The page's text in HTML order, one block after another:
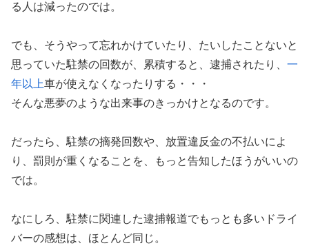
る人は減ったのでは。
でも、そうやって忘れかけていたり、たいしたことないと
思っていた駐禁の回数が、累積すると、逮捕されたり、 一
年以上車が使えなくなったりする・・・
そんな悪夢のような出来事のきっかけとなるのです。
だったら、駐禁の摘発回数や、放置違反金の不払いによ
り、罰則が重くなることを、もっと告知したほうがいいの
では。
なにしろ、駐禁に関連した逮捕報道でもっとも多いドライ
バーの感想は、ほとんど同じ。